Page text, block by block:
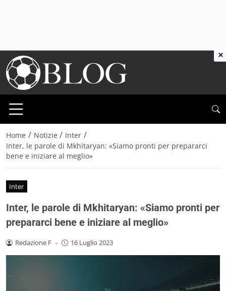
Home / Notizie / Inter /
Inter, le parole di Mkhitaryan: «Siamo pronti per prepararci
bene e iniziare al meglio»
Inter
Inter, le parole di Mkhitaryan: «Siamo pronti per
prepararci bene e iniziare al meglio»
Redazione F - 16 Luglio 2023
×